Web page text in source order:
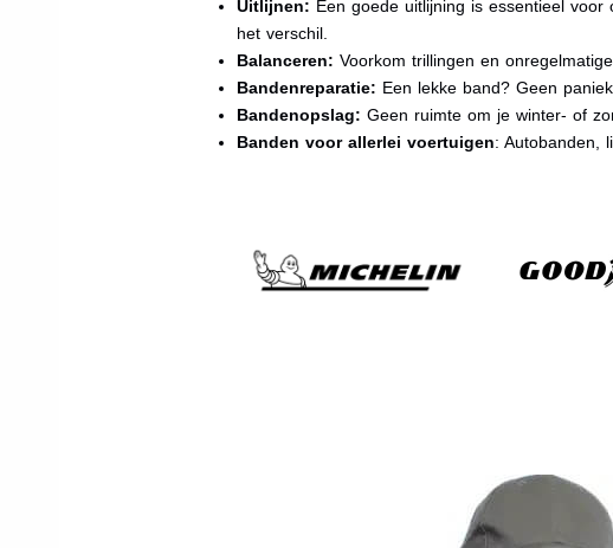
Uitlijnen: Een goede uitlijning is essentieel
het verschil.
Balanceren: Voorkom trillingen en
Bandenreparatie: Een lekke band? Geen
Bandenopslag: Geen ruimte om je winter- of
Banden voor allerlei voertuigen: Autobanden,